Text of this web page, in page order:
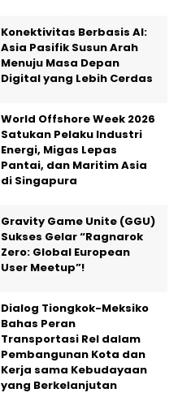
Konektivitas Berbasis AI:
Asia Pasifik Susun Arah
Menuju Masa Depan
Digital yang Lebih Cerdas
World Offshore Week 2026
Satukan Pelaku Industri
Energi, Migas Lepas
Pantai, dan Maritim Asia
di Singapura
Gravity Game Unite (GGU)
Sukses Gelar “Ragnarok
Zero: Global European
User Meetup”!
Dialog Tiongkok-Meksiko
Bahas Peran
Transportasi Rel dalam
Pembangunan Kota dan
Kerja sama Kebudayaan
yang Berkelanjutan